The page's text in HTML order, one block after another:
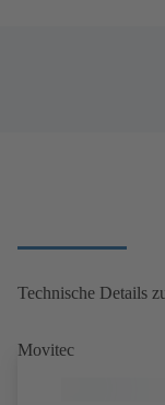
Technische Details
Movitec